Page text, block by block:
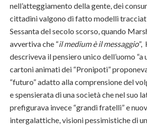
nell’atteggiamento della gente, dei
cittadini valgono di fatto modelli
Sessanta del secolo scorso, quando
avvertiva che “il medium è il messaggio”,
descriveva il pensiero unico dell’uomo “a
cartoni animati dei “Pronipoti”
“futuro” adatto alla comprensione del
e spensierata di una società che nel suo
prefigurava invece “grandi fratelli” e
intergalattiche, visioni pessimistiche di